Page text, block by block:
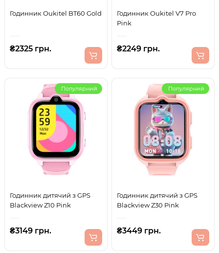
Годинник Oukitel BT60 Gold
₴2325 грн.
Годинник Oukitel V7 Pro
Pink
₴2249 грн.
Популярний
Годинник дитячий з GPS
Blackview Z10 Pink
₴3149 грн.
Популярний
Годинник дитячий з GPS
Blackview Z30 Pink
₴3449 грн.